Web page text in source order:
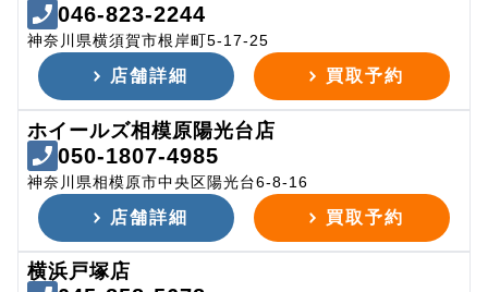
046-823-2244
神奈川県横須賀市根岸町5-17-25
店舗詳細 買取予約
ホイールズ相模原陽光台店
050-1807-4985
神奈川県相模原市中央区陽光台6-8-16
店舗詳細 買取予約
横浜戸塚店